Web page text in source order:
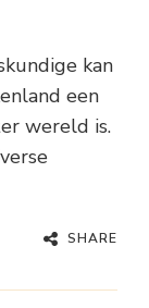
kan
een
wereld is.
SHARE